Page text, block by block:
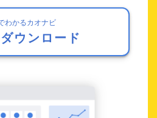
わかるカオナビ
ウンロード